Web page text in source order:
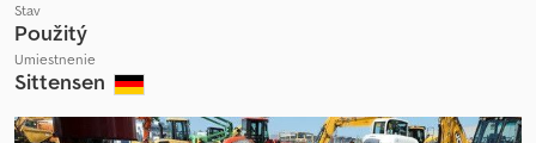
Stav
Použitý
Umiestnenie
Sittensen